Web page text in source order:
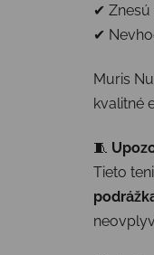
✔
✔
Muris
kvalitné
🧵
Tieto